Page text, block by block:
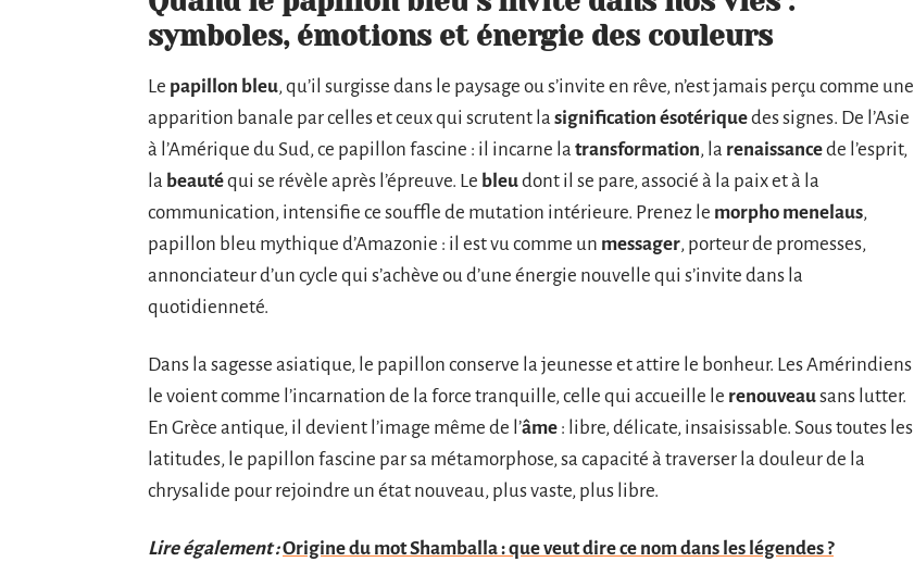
symboles, émotions et énergie des couleurs
Le papillon bleu, qu’il surgisse dans le paysage ou s’invite en rêve, n’est jamais perçu comme une
apparition banale par celles et ceux qui scrutent la signification ésotériquedes signes. De l’Asie
à l’Amérique du Sud, ce papillon fascine : il incarne la transformation, la renaissancede l’esprit,
la beautéqui se révèle après l’épreuve. Le bleudont il se pare, associé à la paix et à la
communication, intensifie ce souffle de mutation intérieure. Prenez le morpho menelaus,
papillon bleu mythique d’Amazonie : il est vu comme un messager, porteur de promesses,
annonciateur d’un cycle qui s’achève ou d’une énergie nouvelle qui s’invite dans la
quotidienneté.
Dans la sagesse asiatique, le papillon conserve la jeunesse et attire le bonheur. Les Amérindiens
le voient comme l’incarnation de la force tranquille, celle qui accueille le renouveausans lutter.
En Grèce antique, il devient l’image même de l’âme : libre, délicate, insaisissable. Sous toutes les
latitudes, le papillon fascine par sa métamorphose, sa capacité à traverser la douleur de la
chrysalide pour rejoindre un état nouveau, plus vaste, plus libre.
Lire également :Origine du mot Shamballa : que veut dire ce nom dans les légendes ?